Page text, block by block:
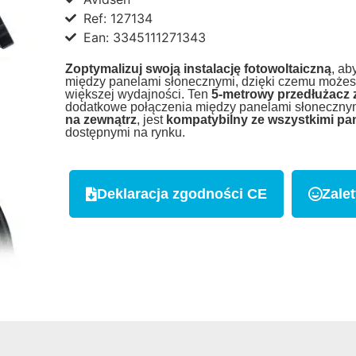
Ref: 127134
Ean: 3345111271343
Zoptymalizuj swoją instalację fotowoltaiczną,
między panelami słonecznymi, dzięki czemu
większej wydajności. Ten 5-metrowy przedłużacz
dodatkowe połączenia między panelami
na zewnątrz, jest kompatybilny ze wszystkimi
dostępnymi na rynku.
Deklaracja zgodności CE